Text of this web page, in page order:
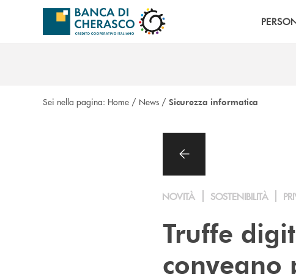
Salta al contenuto principale
Sei nella pagina: Home / News / Sicurezza informatica
NOVITÀ SOSTENIBILITÀ
Truffe
convegno